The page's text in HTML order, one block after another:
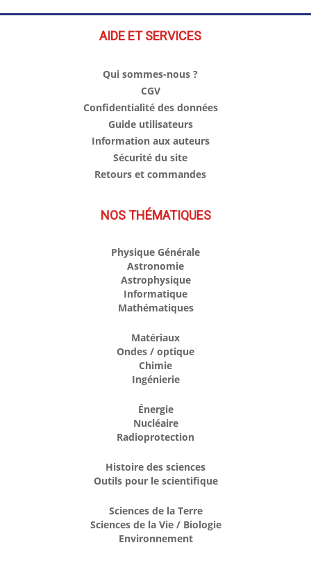
AIDE ET SERVICES
Qui sommes-nous ?
CGV
Confidentialité des données
Guide utilisateurs
Information aux auteurs
Sécurité du site
Retours et commandes
NOS THÉMATIQUES
Physique Générale
Astronomie
Astrophysique
Informatique
Mathématiques
Matériaux
Ondes / optique
Chimie
Ingénierie
Énergie
Nucléaire
Radioprotection
Histoire des sciences
Outils pour le scientifique
Sciences de la Terre
Sciences de la Vie / Biologie
Environnement